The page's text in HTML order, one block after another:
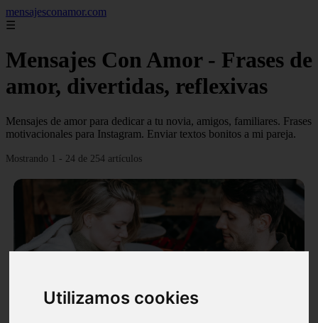
Utilizamos cookies
mensajesconamor.com
☰
Mensajes Con Amor - Frases de
amor, divertidas, reflexivas
Mensajes de amor para dedicar a tu novia, amigos, familiares. Frases
motivacionales para Instagram. Enviar textos bonitos a mi pareja.
Mostrando 1 - 24 de 254 artículos